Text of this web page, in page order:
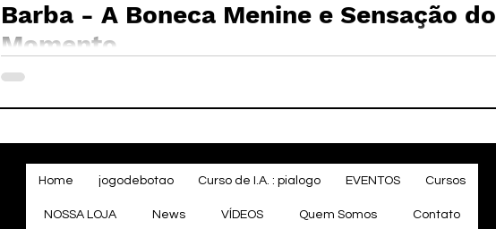
Barba - A Boneca Menine e Sensação do
Momento
Home jogodebotao Curso de I.A. : pialogo EVENTOS Cursos
NOSSA LOJA News VÍDEOS Quem Somos Contato